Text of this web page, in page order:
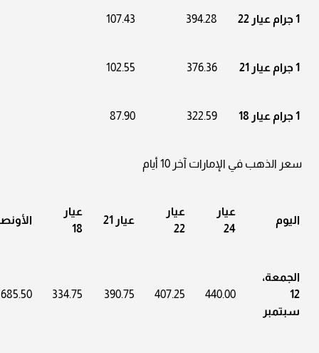
1 جرام عيار 22 394.28
107.43
1 جرام عيار 21 376.36
102.55
1 جرام عيار 18 322.59
87.90
سعر الذهب في الإمارات آخر 10 أيام
اليوم
عيار
24
عيار
22
عيار 21
عيار
18
الجمعة،
12
سبتمبر
440.00
407.25
390.75
334.75